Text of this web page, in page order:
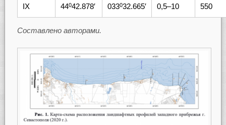
IX 44042.878′ 033032.665′ 0,5–10 550
Составлено авторами.